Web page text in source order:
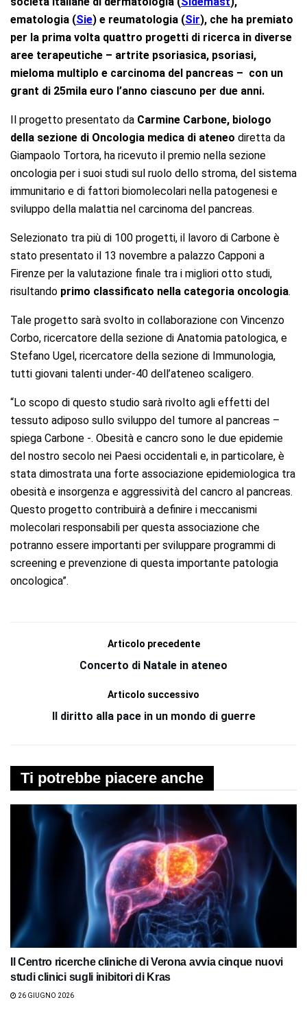
ematologia (Sie) e reumatologia (Sir), che ha premiato
per la prima volta quattro progetti di ricerca in diverse
aree terapeutiche – artrite psoriasica, psoriasi,
mieloma multiplo e carcinoma del pancreas – con un
grant di 25mila euro l’anno ciascuno per due anni.
Il progetto presentato da Carmine Carbone, biologo
della sezione di Oncologia medica di ateneo diretta da
Giampaolo Tortora, ha ricevuto il premio nella sezione
oncologia per i suoi studi sul ruolo dello stroma, del sistema
immunitario e di fattori biomolecolari nella patogenesi e
sviluppo della malattia nel carcinoma del pancreas.
Selezionato tra più di 100 progetti, il lavoro di Carbone è
stato presentato il 13 novembre a palazzo Capponi a
Firenze per la valutazione finale tra i migliori otto studi,
risultando primo classificato nella categoria oncologia.
Tale progetto sarà svolto in collaborazione con Vincenzo
Corbo, ricercatore della sezione di Anatomia patologica, e
Stefano Ugel, ricercatore della sezione di Immunologia,
tutti giovani talenti under-40 dell’ateneo scaligero.
“Lo scopo di questo studio sarà rivolto agli effetti del
tessuto adiposo sullo sviluppo del tumore al pancreas –
spiega Carbone -. Obesità e cancro sono le due epidemie
del nostro secolo nei Paesi occidentali e, in particolare, è
stata dimostrata una forte associazione epidemiologica tra
obesità e insorgenza e aggressività del cancro al pancreas.
Questo progetto contribuirà a definire i meccanismi
molecolari responsabili per questa associazione che
potranno essere importanti per sviluppare programmi di
screening e prevenzione di questa importante patologia
oncologica”.
Articolo precedente
Concerto di Natale in ateneo
Articolo successivo
Il diritto alla pace in un mondo di guerre
Ti potrebbe piacere anche
Il Centro ricerche cliniche di Verona avvia cinque nuovi
studi clinici sugli inibitori di Kras
26 GIUGNO 2026